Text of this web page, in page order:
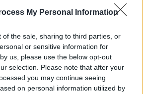
My Personal Information
of the sale, sharing to third parties, or
or sensitive information for
us, please use the below opt-out
selection. Please note that after your
you may continue seeing
on personal information utilized by
citas ziņas